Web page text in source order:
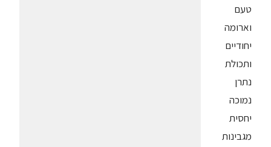
טעם
וארומה
יחודיים
ותכולת
נתרן
נמוכה
יחסית
מגבינות